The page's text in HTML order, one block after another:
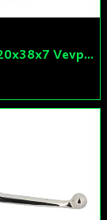
Packbox 20x38x7 Vevparti Derbi (original)